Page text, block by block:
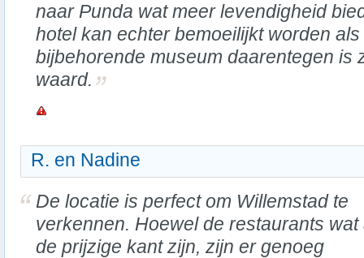
naar Punda wat meer levendigheid
hotel kan echter bemoeilijkt worden
bijbehorende museum daarentegen is
waard.
R. en Nadine
De locatie is perfect om Willemstad te
verkennen. Hoewel de restaurants wat
de prijzige kant zijn, zijn er genoeg